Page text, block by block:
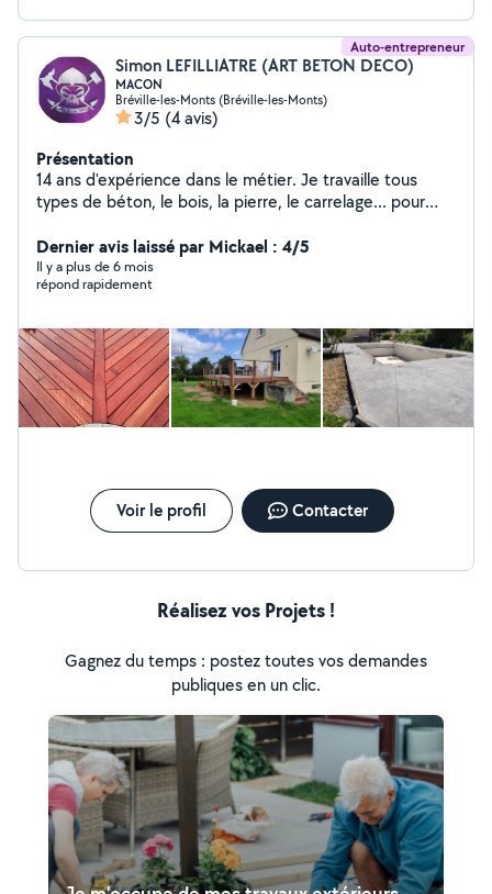
Auto-entrepreneur
Simon LEFILLIATRE (ART BETON DECO)
MACON
Bréville-les-Monts (Bréville-les-Monts)
3/5 (4 avis)
Présentation
14 ans d'expérience dans le métier. Je travaille tous
types de béton, le bois, la pierre, le carrelage... pour
ouverture de porte ou fenêtre, bassin, fontaine,
maçonnerie pour véranda... Ayant rénovée entièrement
ma maison (ancienne bergerie) j'ai de l'expérience dans
intervenant du devis à la réception des travaux.
Dernier avis laissé par Mickael : 4/5
Il y a plus de 6 mois
répond rapidement
Voir le profil Contacter
Réalisez vos Projets !
Gagnez du temps : postez toutes vos demandes
publiques en un clic.